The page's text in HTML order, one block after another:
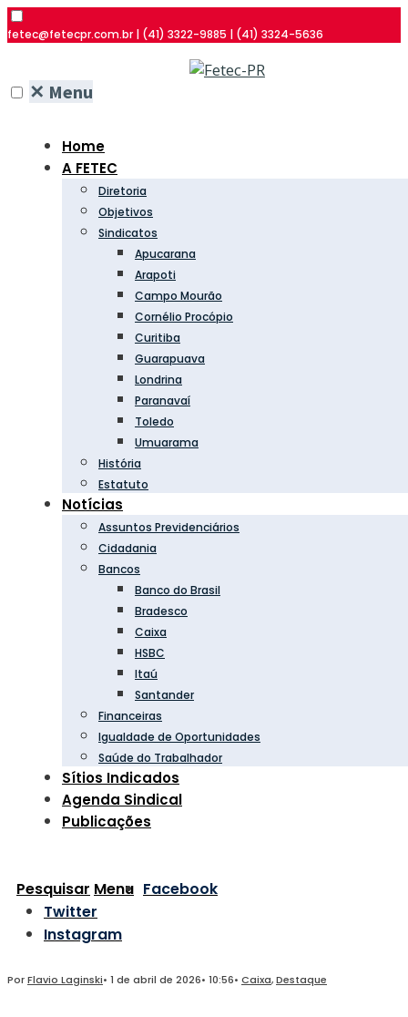
fetec@fetecpr.com.br | (41) 3322-9885 | (41) 3324-5636
✕ Menu
Home
A FETEC
Diretoria
Objetivos
Sindicatos
Apucarana
Arapoti
Campo Mourão
Cornélio Procópio
Curitiba
Guarapuava
Londrina
Paranavaí
Toledo
Umuarama
História
Estatuto
Notícias
Assuntos Previdenciários
Cidadania
Bancos
Banco do Brasil
Bradesco
Caixa
HSBC
Itaú
Santander
Financeiras
Igualdade de Oportunidades
Saúde do Trabalhador
Sítios Indicados
Agenda Sindical
Publicações
Pesquisar Menu Facebook
Twitter
Instagram
PorFlavio Laginski• 1 de abril de 2026• 10:56• Caixa,Destaque